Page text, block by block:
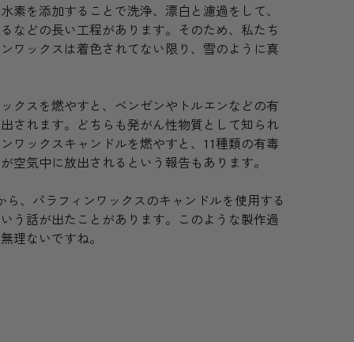
素を添加することで洗浄、漂白と濾過をして、
などの長い工程があります。そのため、私たち
ワックスは着色されてない限り、雪のように真
クスを燃やすと、ベンゼンやトルエンなどの有
されます。どちらも発がん性物質として知られ
ワックスキャンドルを燃やすと、11種類の有毒
空気中に放出されるという報告もあります。
ら、パラフィンワックスのキャンドルを使用する
う話が出たことがあります。このような製作過
理ないですね。